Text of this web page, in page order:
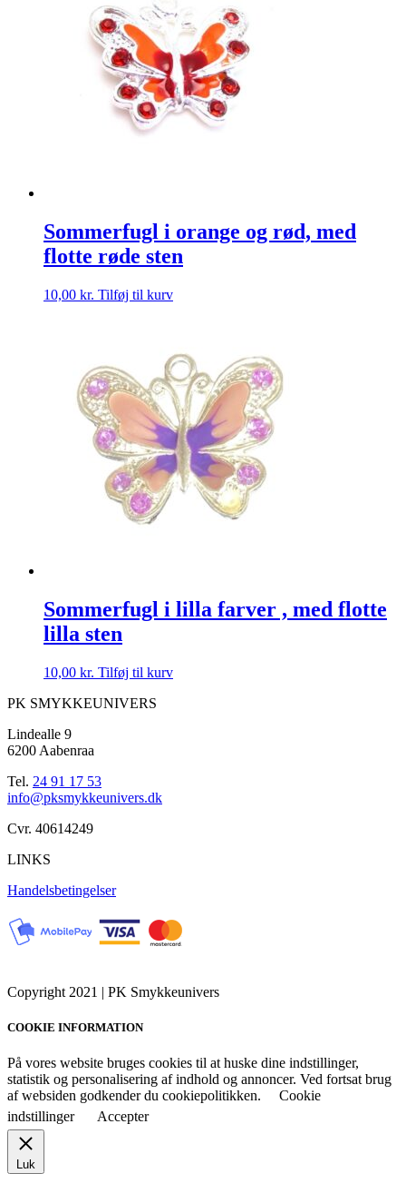
Sommerfugl i orange og rød, med
flotte røde sten
10,00 kr. Tilføj til kurv
Sommerfugl i lilla farver , med flotte
lilla sten
10,00 kr. Tilføj til kurv
PK SMYKKEUNIVERS
Lindealle 9
6200 Aabenraa
Tel. 24 91 17 53
info@pksmykkeunivers.dk
Cvr. 40614249
LINKS
Handelsbetingelser
Copyright 2021 | PK Smykkeunivers
COOKIE INFORMATION
På vores website bruges cookies til at huske dine indstillinger,
statistik og personalisering af indhold og annoncer. Ved fortsat brug
af websiden godkender du cookiepolitikken.
Cookie
indstillinger
Accepter
Luk